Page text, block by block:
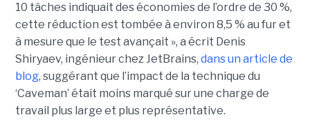
10 tâches indiquait des économies de l’ordre de 30 %,
cette réduction est tombée à environ 8,5 % au fur et
à mesure que le test avançait », a écrit Denis
Shiryaev, ingénieur chez JetBrains, dans un article de
blog, suggérant que l’impact de la technique du
‘Caveman’ était moins marqué sur une charge de
travail plus large et plus représentative.